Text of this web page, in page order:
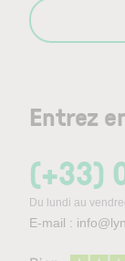
Entrez
(+33)
Du lundi au
E-mail :